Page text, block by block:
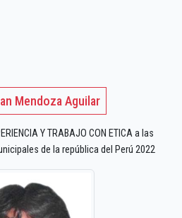
Mendoza Aguilar
Y TRABAJO CON ETICA a las
de la república del Perú 2022